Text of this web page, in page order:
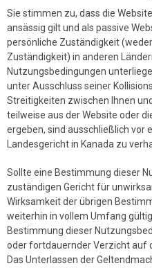
Sie stimmen zu, dass die
ansässig gilt und als passive
persönliche Zuständigkeit
Zuständigkeit) in anderen
Nutzungsbedingungen
unter Ausschluss seiner
Streitigkeiten zwischen Ihnen
teilweise aus der Website oder
ergeben, sind ausschließlich vor
Landesgericht in Kanada zu
Sollte eine Bestimmung dieser
zuständigen Gericht für
Wirksamkeit der übrigen
weiterhin in vollem Umfang
Bestimmung dieser
oder fortdauernder Verzicht auf
Das Unterlassen der